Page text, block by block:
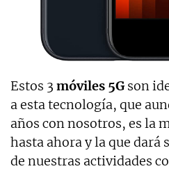
Estos 3 móviles 5G son
a esta tecnología, que
años con nosotros, es la
hasta ahora y la que dará
de nuestras actividades